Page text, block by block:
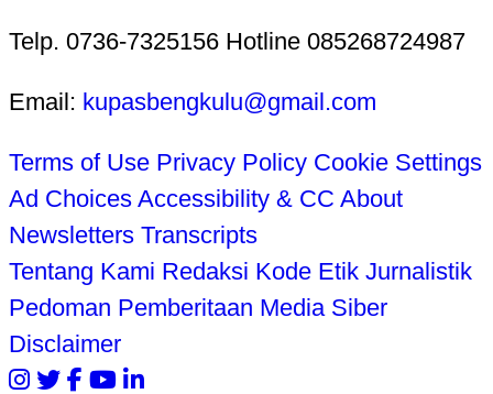
Telp. 0736-7325156 Hotline 085268724987
Email: kupasbengkulu@gmail.com
Terms of Use Privacy Policy Cookie Settings
Ad Choices Accessibility & CC About
Newsletters Transcripts
Tentang Kami Redaksi Kode Etik Jurnalistik
Pedoman Pemberitaan Media Siber
Disclaimer